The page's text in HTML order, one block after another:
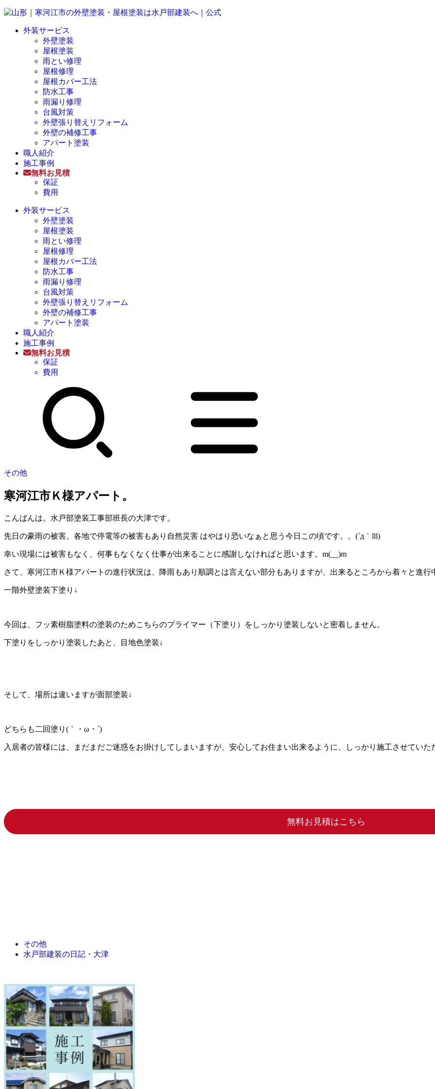
外装サービス
外壁塗装
屋根塗装
雨とい修理
屋根修理
屋根カバー工法
防水工事
雨漏り修理
台風対策
外壁張り替えリフォーム
外壁の補修工事
アパート塗装
職人紹介
施工事例
無料お見積
保証
費用
外装サービス
外壁塗装
屋根塗装
雨とい修理
屋根修理
屋根カバー工法
防水工事
雨漏り修理
台風対策
外壁張り替えリフォーム
外壁の補修工事
アパート塗装
職人紹介
施工事例
無料お見積
保証
費用
その他
寒河江市Ｋ様アパート。
こんばんは。水戸部塗装工事部班長の大津です。
先日の豪雨の被害。各地で停電等の被害もあり自然災害 はやはり恐いなぁと思う今日この頃です。。(´д｀lll)
幸い現場には被害もなく、何事もなくなく仕事が出来ることに感謝しなければと思います。m(__)m
さて、寒河江市Ｋ様アパートの進行状況は、降雨もあり順調とは言えない部分もありますが、出来るところから着々と進行
一階外壁塗装下塗り↓
今回は、フッ素樹脂塗料の塗装のためこちらのプライマー（下塗り）をしっかり塗装しないと密着しません。
下塗りをしっかり塗装したあと、目地色塗装↓
そして、場所は違いますが面部塗装↓
どちらも二回塗り(｀・ω・´)ゞ
入居者の皆様には、まだまだご迷惑をお掛けしてしまいますが、安心してお住まい出来るように、しっかり施工させていた
無料お見積はこちら
その他
水戸部建装の日記・大津